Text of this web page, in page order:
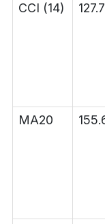
CCI (14)
MA20